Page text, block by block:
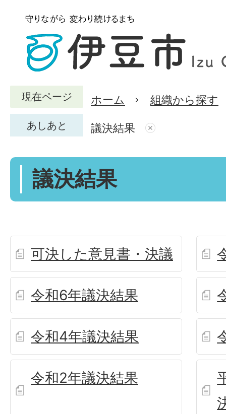
現在ページ ホーム 組織から探す
あしあと 議決結果
議決結果
可決した意見書・決議
令和6年議決結果
令和4年議決結果
令和2年議決結果